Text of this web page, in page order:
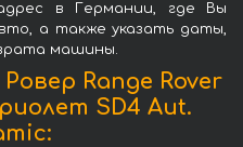
в Германии, где Вы
а также указать даты,
машины.
Range Rover
SD4 Aut.